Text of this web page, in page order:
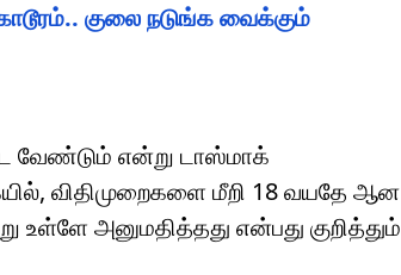
குலை நடுங்க வைக்கும்
வேண்டும் என்று டாஸ்மாக்
விதிமுறைகளை மீறி 18 வயதே ஆன
உள்ளே அனுமதித்தது என்பது குறித்தும்